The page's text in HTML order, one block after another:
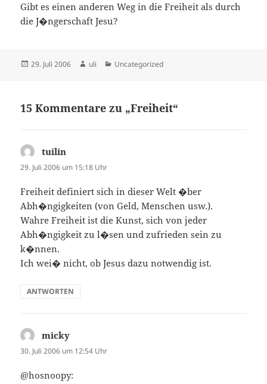
Gibt es einen anderen Weg in die Freiheit als durch
die J�ngerschaft Jesu?
Veröffentlicht
29. Juli 2006 Autor
uli Kategorien
Uncategorized
15 Kommentare zu „Freiheit“
tuilin
29. Juli 2006 um 15:18 Uhr
Freiheit definiert sich in dieser Welt �ber
Abh�ngigkeiten (von Geld, Menschen usw.).
Wahre Freiheit ist die Kunst, sich von jeder
Abh�ngigkeit zu l�sen und zufrieden sein zu
k�nnen.
Ich wei� nicht, ob Jesus dazu notwendig ist.
ANTWORTEN
micky
30. Juli 2006 um 12:54 Uhr
@hosnoopy: